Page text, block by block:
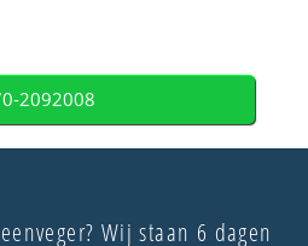
2092008
Wij staan 6 dagen